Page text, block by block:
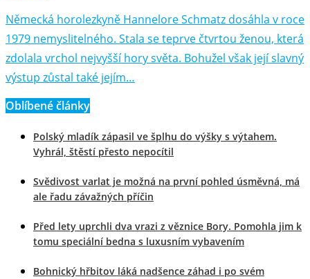
Německá horolezkyně Hannelore Schmatz dosáhla v roce
1979 nemyslitelného. Stala se teprve čtvrtou ženou, která
zdolala vrchol nejvyšší hory světa. Bohužel však její slavný
výstup zůstal také jejím…
Oblíbené články
Polský mladík zápasil ve šplhu do výšky s výtahem.
Vyhrál, štěstí přesto nepocítil
Svědivost varlat je možná na první pohled úsměvná, má
ale řadu závažných příčin
Před lety uprchli dva vrazi z věznice Bory. Pomohla jim k
tomu speciální bedna s luxusním vybavením
Bohnický hřbitov láká nadšence záhad i po svém